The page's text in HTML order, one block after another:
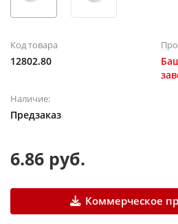
Код товара
12802.80
Наличие:
Предзаказ
6.86 руб.
Коммерческое